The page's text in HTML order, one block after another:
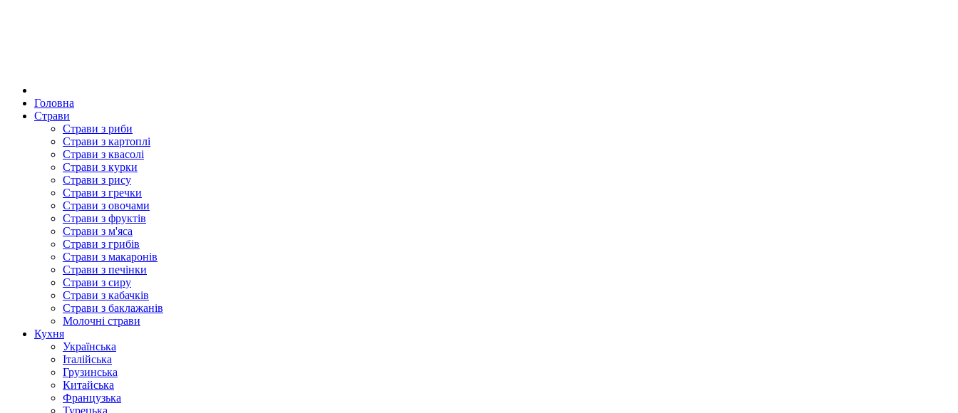
Головна
Страви
Страви з риби
Страви з картоплі
Страви з квасолі
Страви з курки
Страви з рису
Страви з гречки
Страви з овочами
Страви з фруктів
Страви з м'яса
Страви з грибів
Страви з макаронів
Страви з печінки
Страви з сиру
Страви з кабачків
Страви з баклажанів
Молочні страви
Кухня
Українська
Італійська
Грузинська
Китайська
Французька
Турецька